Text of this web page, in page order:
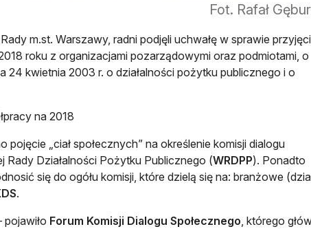
Fot. Rafał
m.st. Warszawy, radni podjęli uchwałę w sprawie
roku z organizacjami pozarządowymi oraz podmiotami, o
kwietnia 2003 r. o działalności pożytku publicznego i o
na 2018
„ciał społecznych” na określenie komisji dialogu
Rady Działalności Pożytku Publicznego (WRDPP). Ponadto
się do ogółu komisji, które dzielą się na: branżowe
.
pojawiło Forum Komisji Dialogu Społecznego , którego